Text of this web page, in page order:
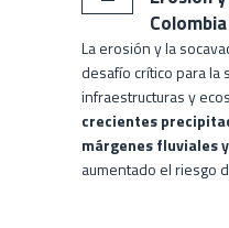
Colombia
La erosión y la
desafío crítico para la
infraestructuras y
crecientes
márgenes fluviales
aumentado el riesgo